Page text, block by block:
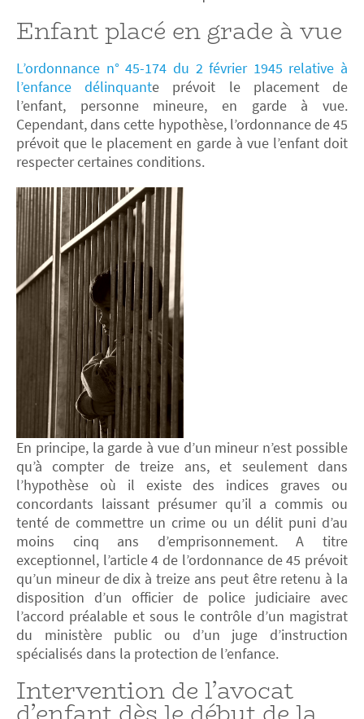
Enfant placé en grade à vue
L’ordonnance n° 45-174 du 2 février 1945 relative à
l’enfance délinquante prévoit le placement de
l’enfant, personne mineure, en garde à vue.
Cependant, dans cette hypothèse, l’ordonnance de 45
prévoit que le placement en garde à vue l’enfant doit
respecter certaines conditions.
En principe, la garde à vue d’un mineur n’est possible
qu’à compter de treize ans, et seulement dans
l’hypothèse où il existe des indices graves ou
concordants laissant présumer qu’il a commis ou
tenté de commettre un crime ou un délit puni d’au
moins cinq ans d’emprisonnement. A titre
exceptionnel, l’article 4 de l’ordonnance de 45 prévoit
qu’un mineur de dix à treize ans peut être retenu à la
disposition d’un officier de police judiciaire avec
l’accord préalable et sous le contrôle d’un magistrat
du ministère public ou d’un juge d’instruction
spécialisés dans la protection de l’enfance.
Intervention de l’avocat